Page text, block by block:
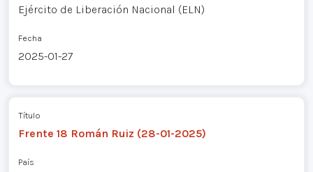
Ejército de Liberación Nacional (ELN)
Fecha
2025-01-27
Título
Frente 18 Román Ruiz (28-01-2025)
País